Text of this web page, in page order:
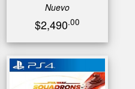
Nuevo
$2,490.00